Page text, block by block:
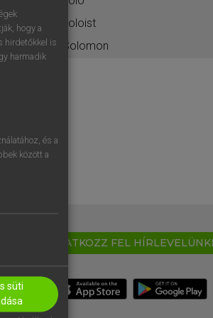
soloist
Solomon
IRATKOZZ FEL
hogy a
hirdetőkkel is
harmadik
és a
között a
süti